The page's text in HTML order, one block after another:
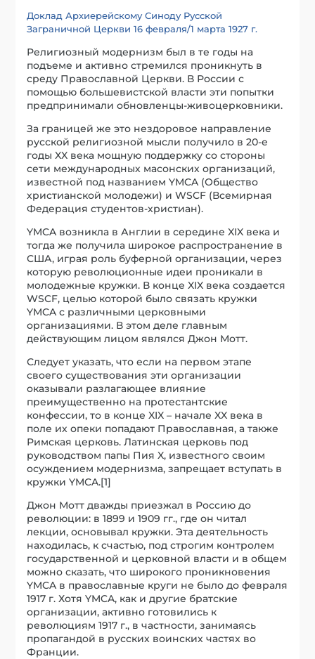
Доклад Архиерейскому Синоду Русской
Заграничной Церкви 16 февраля/1 марта 1927 г.
Религиозный модернизм был в те годы на
подъеме и активно стремился проникнуть в
среду Православной Церкви. В России с
помощью большевистской власти эти попытки
предпринимали обновленцы-живоцерковники.
За границей же это нездоровое направление
русской религиозной мысли получило в 20-е
годы XX века мощную поддержку со стороны
сети международных масонских организаций,
известной под названием YMCA (Общество
христианской молодежи) и WSCF (Всемирная
Федерация студентов-христиан).
YMCA возникла в Англии в середине XIX века и
тогда же получила широкое распространение в
США, играя роль буферной организации, через
которую революционные идеи проникали в
молодежные кружки. В конце XIX века создается
WSCF, целью которой было связать кружки
YMCA с различными церковными
организациями. В этом деле главным
действующим лицом являлся Джон Мотт.
Следует указать, что если на первом этапе
своего существования эти организации
оказывали разлагающее влияние
преимущественно на протестантские
конфессии, то в конце XIX – начале XX века в
поле их опеки попадают Православная, а также
Римская церковь. Латинская церковь под
руководством папы Пия X, известного своим
осуждением модернизма, запрещает вступать в
кружки YMCA.[1]
Джон Мотт дважды приезжал в Россию до
революции: в 1899 и 1909 гг., где он читал
лекции, основывал кружки. Эта деятельность
находилась, к счастью, под строгим контролем
государственной и церковной власти и в общем
можно сказать, что широкого проникновения
YMCA в православные круги не было до февраля
1917 г. Хотя YMCA, как и другие братские
организации, активно готовились к
революциям 1917 г., в частности, занимаясь
пропагандой в русских воинских частях во
Франции.